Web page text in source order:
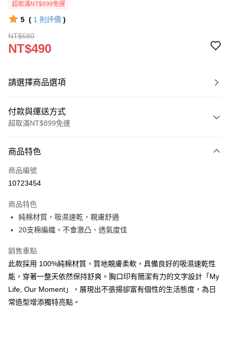
超取滿NT$899免運
5 ( 1 則評價 )
NT$680
NT$490
請選擇商品選項
付款與運送方式
超取滿NT$899免運
信用卡一次付款
超商取貨付款
街口支付
悠遊付
AFTEE先享後付
相關說明
【關於「AFTEE先享後付」】
AFTEE先享後付是「在收到商品之後才付款」的支付方式。 讓您購物簡單
便利好安心！
１．簡單：不需註冊會員、不需綁卡、不需儲值。
商品特色
商品編號
10723454
商品特色
純棉材質，吸濕速乾，親膚舒適
20支棉編織，不會激凸、透氣度佳
銷售重點
此款採用 100%純棉材質，質地親膚柔軟，具備良好的吸濕速乾性
能，穿著一整天依然保持舒爽。胸口印有簡潔有力的文字設計「My
Life, Our Moment」，展現出不張揚卻富有個性的生活態度，為日
常造型增添獨特亮點。